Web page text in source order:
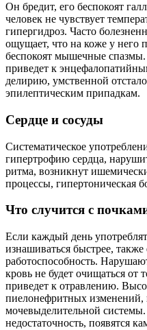
Он бредит, его беспокоят
человек не чувствует
гипергидроз. Часто
ощущает, что на коже у него
беспокоят мышечные
приведет к
делирию, умственной
эпилептическим припадкам.
Сердце и сосуды
Систематическое
гипертрофию сердца,
ритма, возникнут
процессы, гипертоническая
Что случится с
Если каждый день
изнашиваться быстрее,
работоспособность.
кровь не будет очищаться от
приведет к отравлению.
пиелонефритных изменений,
мочевыделительной
недостаточность, появятся